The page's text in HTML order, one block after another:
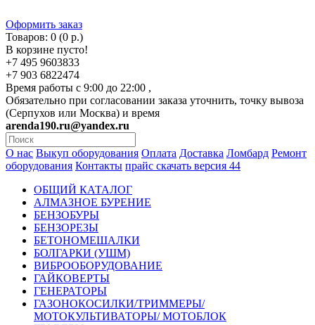
Оформить заказ
Товаров: 0 (0 р.)
В корзине пусто!
+7 495 9603833
+7 903 6822474
Время работы с 9:00 до 22:00 ,
Обязательно при согласовании заказа уточнить, точку вывоза
(Серпухов или Москва) и время
arenda190.ru@yandex.ru
О нас Выкуп оборудования Оплата Доставка Ломбард Ремонт
оборудования Контакты прайс скачать версия 44
ОБЩИЙ КАТАЛОГ
АЛМАЗНОЕ БУРЕНИЕ
БЕНЗОБУРЫ
БЕНЗОРЕЗЫ
БЕТОНОМЕШАЛКИ
БОЛГАРКИ (УШМ)
ВИБРООБОРУДОВАНИЕ
ГАЙКОВЕРТЫ
ГЕНЕРАТОРЫ
ГАЗОНОКОСИЛКИ/ТРИММЕРЫ/
МОТОКУЛЬТИВАТОРЫ/ МОТОБЛОК